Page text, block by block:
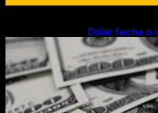
Dólar fecha o